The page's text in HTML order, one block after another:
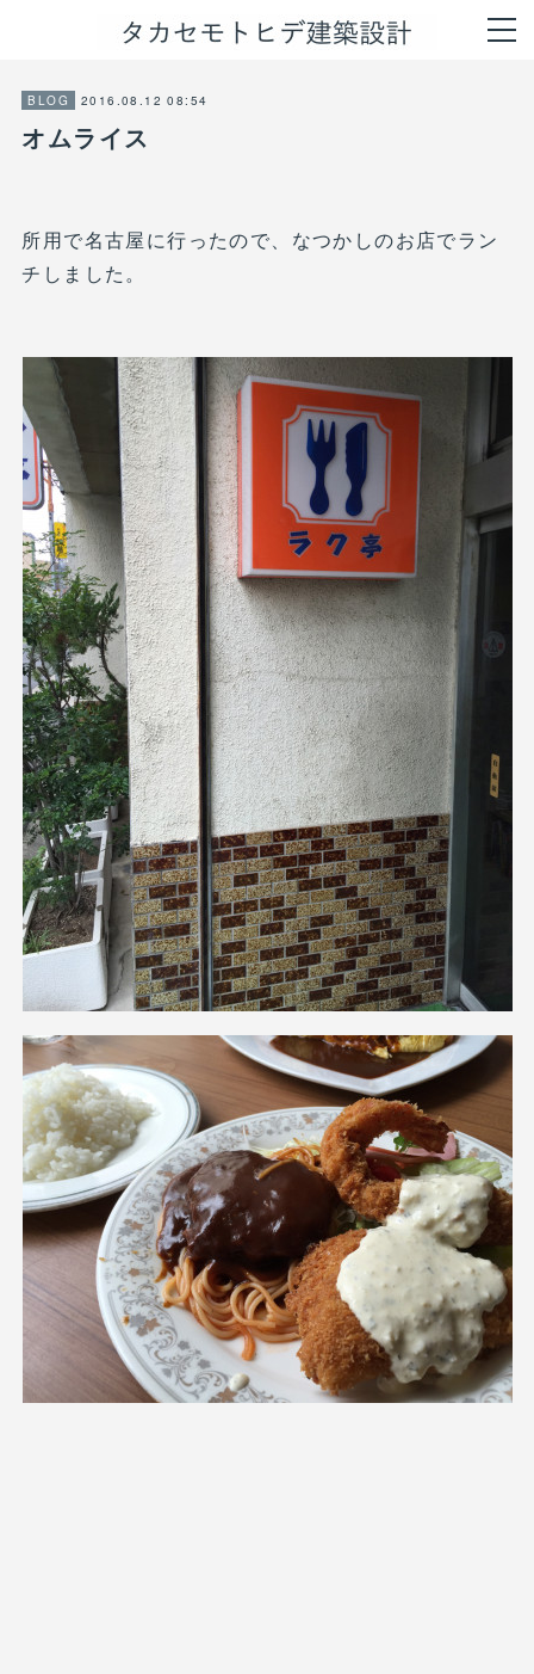
BLOG 2016.08.12 08:54
オムライス
所用で名古屋に行ったので、なつかしのお店でラン
チしました。